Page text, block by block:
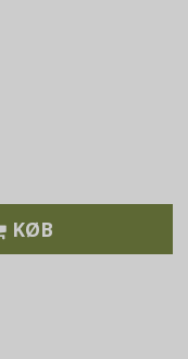
KØB